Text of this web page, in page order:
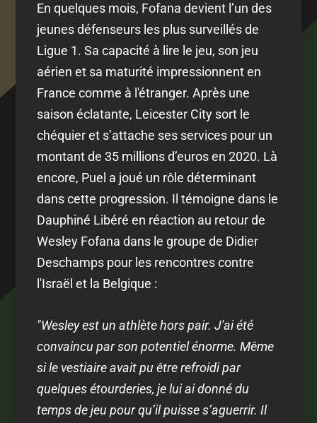
En quelques mois, Fofana devient l’un des
jeunes défenseurs les plus surveillés de
Ligue 1. Sa capacité à lire le jeu, son jeu
aérien et sa maturité impressionnent en
France comme à l'étranger. Après une
saison éclatante, Leicester City sort le
chéquier et s’attache ses services pour un
montant de 35 millions d’euros en 2020. Là
encore, Puel a joué un rôle déterminant
dans cette progression. Il témoigne dans le
Dauphiné Libéré en réaction au retour de
Wesley Fofana dans le groupe de Didier
Deschamps pour les rencontres contre
l'Israël et la Belgique :
"Wesley est un athlète hors pair. J'ai été
convaincu par son potentiel énorme. Même
si le vestiaire avait pu être refroidi par
quelques étourderies, je lui ai donné du
temps de jeu pour qu’il puisse s’aguerrir. Il